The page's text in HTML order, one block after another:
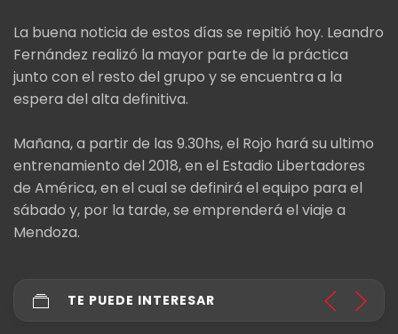
La buena noticia de estos días se repitió hoy. Leandro
Fernández realizó la mayor parte de la práctica
junto con el resto del grupo y se encuentra a la
espera del alta definitiva.
Mañana, a partir de las 9.30hs, el Rojo hará su ultimo
entrenamiento del 2018, en el Estadio Libertadores
de América, en el cual se definirá el equipo para el
sábado y, por la tarde, se emprenderá el viaje a
Mendoza.
TE PUEDE INTERESAR